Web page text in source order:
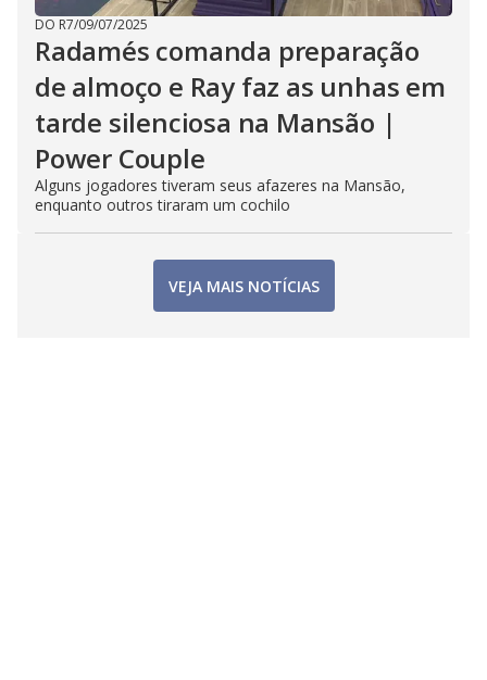
DO R7/09/07/2025
Radamés comanda preparação
de almoço e Ray faz as unhas em
tarde silenciosa na Mansão |
Power Couple
Alguns jogadores tiveram seus afazeres na Mansão,
enquanto outros tiraram um cochilo
VEJA MAIS NOTÍCIAS